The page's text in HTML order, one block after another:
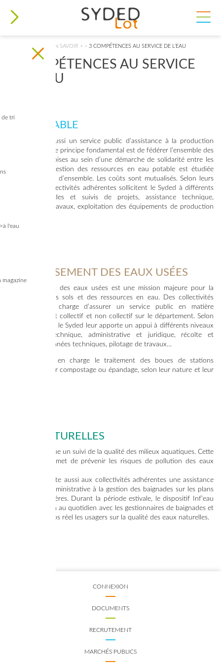
de tri
l'eau
magazine
VOUS ÊTES ICI
> EAU EN SAVOIR + > 3 COMPÉTENCES AU SERVICE DE L'EAU
3 COMPÉTENCES AU SERVICE
DE L'EAU
EAU POTABLE
Le Syded est aussi un service public d’assistance à la production
d’eau potable. Le principe fondamental est de fédérer l’ensemble des
collectivités lotoises au sein d’une démarche de solidarité entre les
territoires. La gestion des ressources en eau potable est étudiée
dans une vision d’ensemble. Les coûts sont mutualisés. Selon leurs
besoins, les collectivités adhérentes sollicitent le Syded à différents
niveaux : études et suivis de projets, assistance technique,
réalisation de travaux, exploitation des équipements de production
ASSAINISSEMENT DES EAUX USÉES
L’assainissement des eaux usées est une mission majeure pour la
préservation des sols et des ressources en eau. Des collectivités
locales ont la charge d’assurer un service public en matière
d’assainissement collectif et non collectif sur le département. Selon
leurs demandes, le Syded leur apporte un appui à différents niveaux
: assistance technique, administrative et juridique, récolte et
diffusion de données techniques, pilotage de travaux…
Il prend aussi en charge le traitement des boues de stations
d’épuration : par compostage ou épandage, selon leur nature et leur
EAUX NATURELLES
Le Syded effectue un suivi de la qualité des milieux aquatiques. Cette
surveillance permet de prévenir les risques de pollution des eaux
Le Syded apporte aussi aux collectivités adhérentes une assistance
technique et administrative à la gestion des baignades sur les plans
d’eau et les rivières. Durant la période estivale, le dispositif Inf’eau
Loisirs fait le lien au quotidien avec les gestionnaires de baignades et
informe en temps réel les usagers sur la qualité des eaux naturelles.
CONNEXION
DOCUMENTS
RECRUTEMENT
MARCHÉS PUBLICS